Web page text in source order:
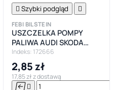

 Szybki podgląd 
FEBI BILSTEIN
USZCZELKA POMPY
PALIWA AUDI SKODA
SEAT VW 2.0 TFSI
Indeks: 172666
2,85 zł
17,85 zł z dostawą
 